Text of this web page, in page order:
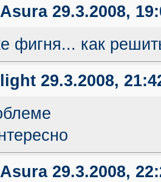
Asura29.3.2008,
фигня... как
light29.3.2008,
Asura29.3.2008,